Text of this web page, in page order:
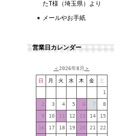
たT様（埼玉県）より
メールやお手紙
営業日カレンダー
＜2026年8月 ＞
日 月 火 水 木 金 土
1
2 3 4 5 6 7 8
9 10 11 12 13 14 15
16 17 18 19 20 21 22